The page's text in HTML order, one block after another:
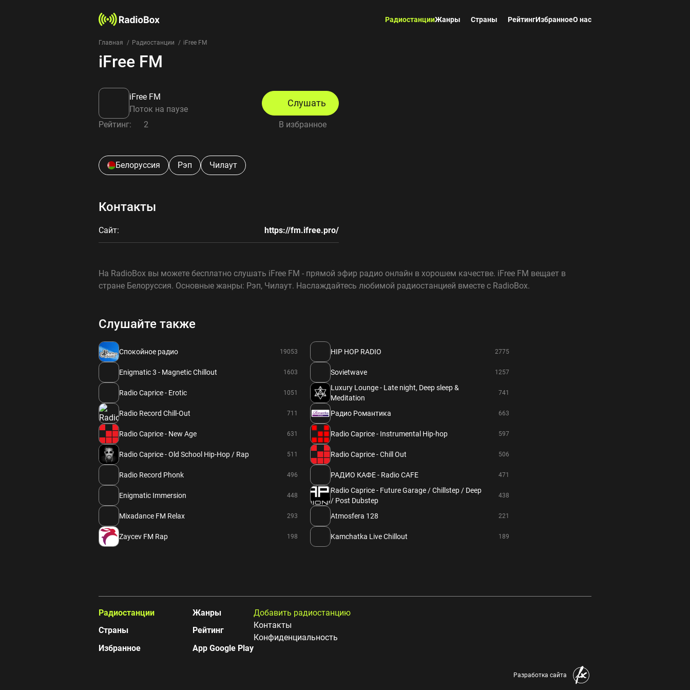
РадиостанцииЖанры Страны РейтингИзбранноеО нас
Главная Радиостанции iFree FM
iFree FM
iFree FM
Поток на паузе
Слушать
Рейтинг: 2 В избранное
Белоруссия Рэп Чилаут
Контакты
Сайт: https://fm.ifree.pro/
На RadioBox вы можете бесплатно слушать iFree FM - прямой эфир радио онлайн в хорошем качестве. iFree FM вещает в
стране Белоруссия. Основные жанры: Рэп, Чилаут. Наслаждайтесь любимой радиостанцией вместе с RadioBox.
Слушайте также
Спокойное радио 19053 HIP HOP RADIO 2775
Enigmatic 3 - Magnetic Chillout 1603 Sovietwave 1257
Radio Caprice - Erotic 1051
Luxury Lounge - Late night, Deep sleep &
Meditation
741
Radio Record Chill-Out 711 Радио Романтика 663
Radio Caprice - New Age 631 Radio Caprice - Instrumental Hip-hop 597
Radio Caprice - Old School Hip-Hop / Rap 511 Radio Caprice - Chill Out 506
Radio Record Phonk 496 РАДИО КАФЕ - Radio CAFE 471
Enigmatic Immersion 448
Radio Caprice - Future Garage / Chillstep / Deep
/ Post Dubstep
438
Mixadance FM Relax 293 Atmosfera 128 221
Zaycev FM Rap 198 Kamchatka Live Chillout 189
Радиостанции
Жанры
Страны
Рейтинг
Избранное
App Google Play
Добавить радиостанцию
Контакты
Конфиденциальность
Разработка сайта